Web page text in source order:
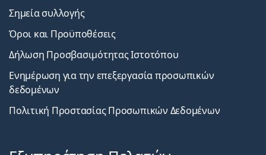
Σημεία συλλογής
Όροι και Προϋποθέσεις
Δήλωση Προσβασιμότητας Ιστοτόπου
Ενημέρωση για την επεξεργασία προσωπικών
δεδομένων
Πολιτική Προστασίας Προσωπικών Δεδομένων